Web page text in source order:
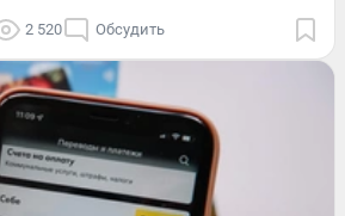
2 520 Обсудить